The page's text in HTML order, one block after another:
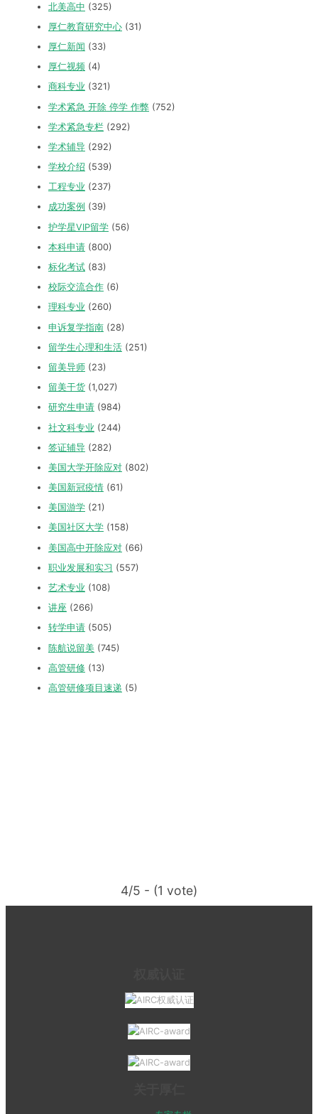
北美高中 (325)
厚仁教育研究中心 (31)
厚仁新闻 (33)
厚仁视频 (4)
商科专业 (321)
学术紧急 开除 停学 作弊 (752)
学术紧急专栏 (292)
学术辅导 (292)
学校介绍 (539)
工程专业 (237)
成功案例 (39)
护学星VIP留学 (56)
本科申请 (800)
标化考试 (83)
校际交流合作 (6)
理科专业 (260)
申诉复学指南 (28)
留学生心理和生活 (251)
留美导师 (23)
留美干货 (1,027)
研究生申请 (984)
社文科专业 (244)
签证辅导 (282)
美国大学开除应对 (802)
美国新冠疫情 (61)
美国游学 (21)
美国社区大学 (158)
美国高中开除应对 (66)
职业发展和实习 (557)
艺术专业 (108)
讲座 (266)
转学申请 (505)
陈航说留美 (745)
高管研修 (13)
高管研修项目速递 (5)
4/5 - (1 vote)